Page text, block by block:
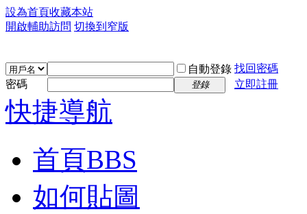
設為首頁收藏本站
開啟輔助訪問 切換到窄版
自動登錄 找回密碼
密碼
登錄 立即註冊
快捷導航
首頁BBS
如何貼圖